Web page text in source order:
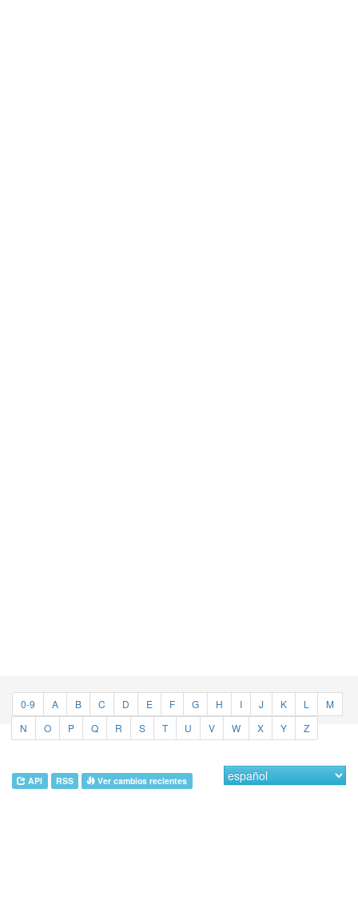
0-9 A B C D E F G H I J K L
M
N
O P Q R S T U V W X Y Z
API RSS Ver cambios recientes